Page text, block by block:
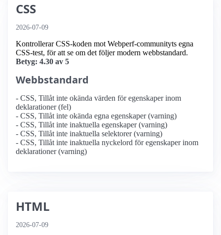
CSS
2026-07-09
Kontrollerar CSS-koden mot Webperf-communityts egna
CSS-test, för att se om det följer modern webbstandard.
Betyg: 4.30 av 5
Webbstandard
- CSS, Tillåt inte okända värden för egenskaper inom
deklarationer (fel)
- CSS, Tillåt inte okända egna egenskaper (varning)
- CSS, Tillåt inte inaktuella egenskaper (varning)
- CSS, Tillåt inte inaktuella selektorer (varning)
- CSS, Tillåt inte inaktuella nyckelord för egenskaper inom
deklarationer (varning)
HTML
2026-07-09